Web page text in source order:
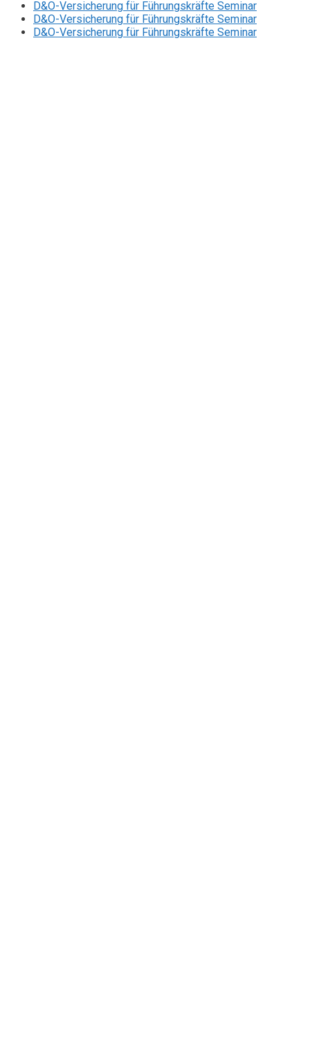
D&O-Versicherung für Führungskräfte Seminar
D&O-Versicherung für Führungskräfte Seminar
D&O-Versicherung für Führungskräfte Seminar